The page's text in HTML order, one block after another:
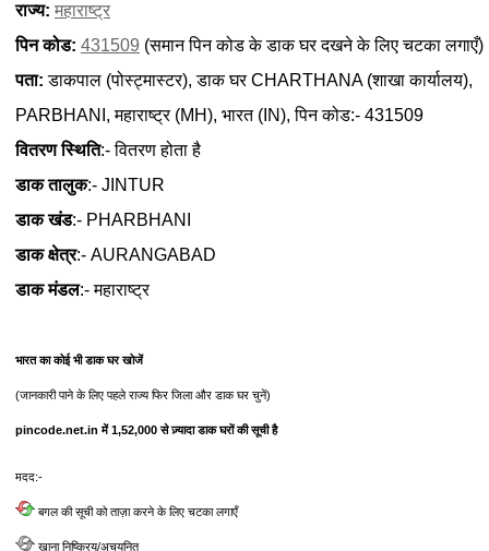
राज्य: महाराष्ट्र
पिन कोड: 431509 (समान पिन कोड के डाक घर दखने के लिए चटका लगाएँ)
पता: डाकपाल (पोस्ट्मास्टर), डाक घर CHARTHANA (शाखा कार्यालय),
PARBHANI, महाराष्ट्र (MH), भारत (IN), पिन कोड:- 431509
वितरण स्थिति:- वितरण होता है
डाक तालुक:- JINTUR
डाक खंड:- PHARBHANI
डाक क्षेत्र:- AURANGABAD
डाक मंडल:- महाराष्ट्र
भारत का कोई भी डाक घर खोजें
(जानकारी पाने के लिए पहले राज्य फिर जिला और डाक घर चुनें)
pincode.net.in में 1,52,000 से ज़्यादा डाक घरों की सूची है
मदद:-
बगल की सूची को ताज़ा करने के लिए चटका लगाएँ
खाना निष्क्रिय/अचयनित